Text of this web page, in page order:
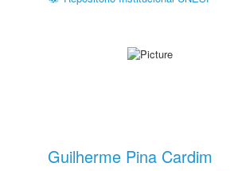
Guilherme Pina Cardim